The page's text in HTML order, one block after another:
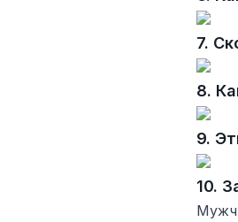
7.
8.
9.
10.